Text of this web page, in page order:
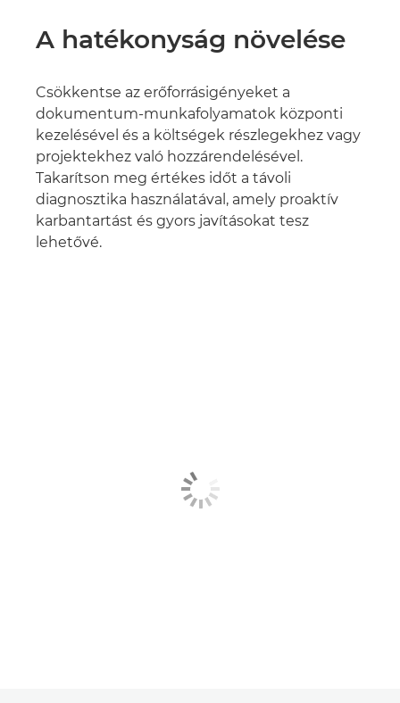
A hatékonyság növelése
Csökkentse az erőforrásigényeket a
dokumentum-munkafolyamatok központi
kezelésével és a költségek részlegekhez vagy
projektekhez való hozzárendelésével.
Takarítson meg értékes időt a távoli
diagnosztika használatával, amely proaktív
karbantartást és gyors javításokat tesz
lehetővé.